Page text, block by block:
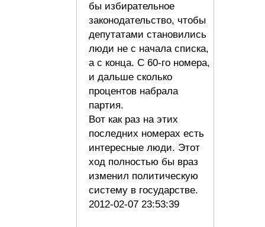
бы избирательное
законодательство, чтобы
депутатами становились
люди не с начала списка,
а с конца. С 60-го номера,
и дальше сколько
процентов набрала
партия.
Вот как раз на этих
последних номерах есть
интересные люди. Этот
ход полностью бы враз
изменил политическую
систему в государстве.
2012-02-07 23:53:39